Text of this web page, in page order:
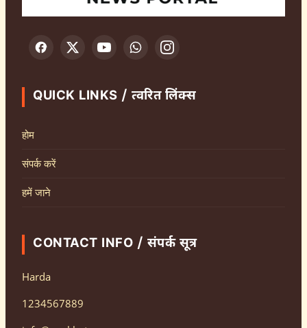
QUICK LINKS / त्वरित लिंक्स
होम
संपर्क करें
हमें जाने
CONTACT INFO / संपर्क सूत्र
Harda
1234567889